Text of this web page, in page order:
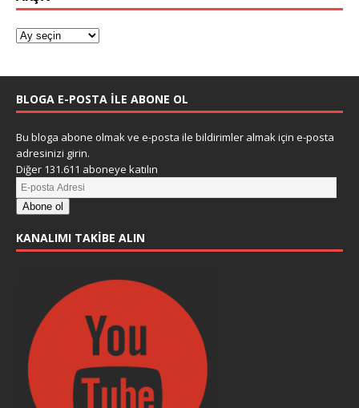
BLOGA E-POSTA ILE ABONE OL
Bu bloga abone olmak ve e-posta ile bildirimler almak için e-posta
adresinizi girin.
Diğer 131.611 aboneye katılın
Abone ol
KANALIMI TAKIBE ALIN